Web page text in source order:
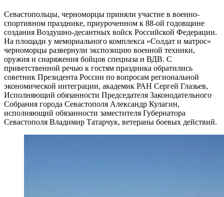
Севастопольцы, черноморцы приняли участие в военно-
спортивном празднике, приуроченном к 88-ой годовщине
создания Воздушно-десантных войск Российской Федерации.
На площади у мемориального комплекса «Солдат и матрос»
черноморцы развернули экспозицию военной техники,
оружия и снаряжения бойцов спецназа и ВДВ. С
приветственной речью к гостям праздника обратились
советник Президента России по вопросам региональной
экономической интеграции, академик РАН Сергей Глазьев,
Исполняющий обязанности Председателя Законодательного
Собрания города Севастополя Александр Кулагин,
исполняющий обязанности заместителя Губернатора
Севастополя Владимир Татарчук, ветераны боевых действий.